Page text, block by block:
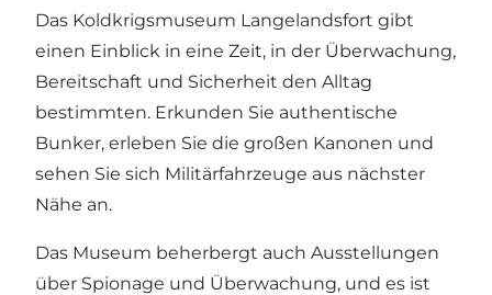
Das Koldkrigsmuseum Langelandsfort gibt
einen Einblick in eine Zeit, in der Überwachung,
Bereitschaft und Sicherheit den Alltag
bestimmten. Erkunden Sie authentische
Bunker, erleben Sie die großen Kanonen und
sehen Sie sich Militärfahrzeuge aus nächster
Nähe an.
Das Museum beherbergt auch Ausstellungen
über Spionage und Überwachung, und es ist